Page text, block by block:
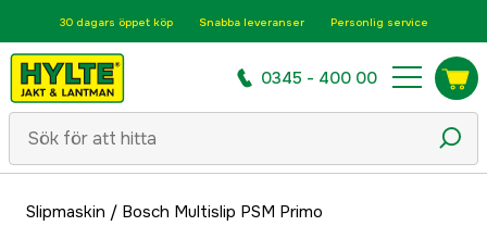
30 dagars öppet köp Snabba leveranser Personlig service
0345 - 400 00
Slipmaskin / Bosch Multislip PSM Primo